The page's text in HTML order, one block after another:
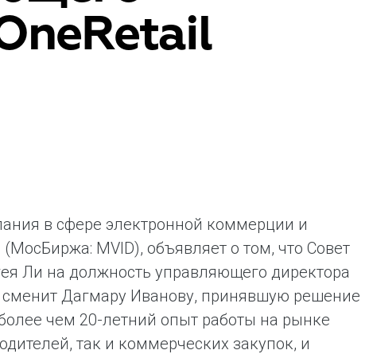
выгода бренда для потребителя -
наиболее выгодной сделки при
промо-активности и доступного
в сфере электронной коммерции и
MVID), объявляет о том, что Совет
Ли на должность управляющего директора
сменит Дагмару Иванову, принявшую решение
чем 20-летний опыт работы на рынке
так и коммерческих закупок, и